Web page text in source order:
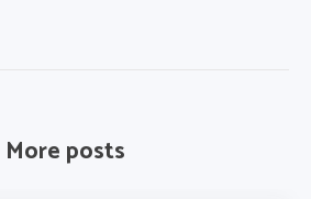
More posts